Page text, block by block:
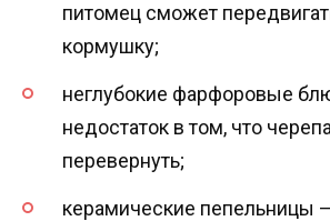
питомец сможет
кормушку;
неглубокие фарфоровые
недостаток в том, что
перевернуть;
керамические пепельницы